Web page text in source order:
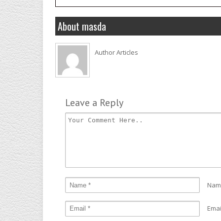
About masda
Author Articles
Leave a Reply